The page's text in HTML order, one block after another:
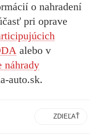
o nahradení
pri oprave
alebo v
náhrady
auto.sk.
ZDIEĽAŤ